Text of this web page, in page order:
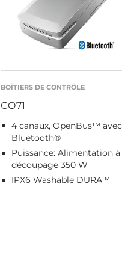
BOÎTIERS DE CONTRÔLE
CO71
4 canaux, OpenBus™ avec
Bluetooth®
Puissance: Alimentation à
découpage 350 W
IPX6 Washable DURA™